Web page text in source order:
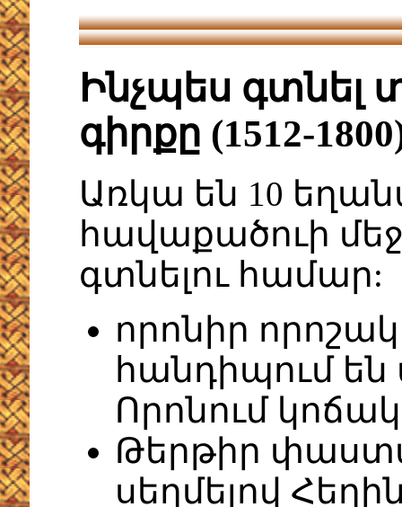
Ինչպես գտնել
գիրքը (1512-
Առկա են 10
հավաքածուի
գտնելու համար:
որոնիր
հանդիպում են
Որոնում
Թերթիր
սեղմելով